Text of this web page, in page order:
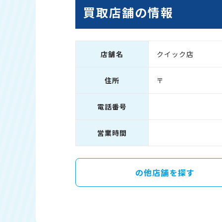
買取店舗の情報
店舗名 クイック店
住所 〒
電話番号
営業時間
の他店舗を探す